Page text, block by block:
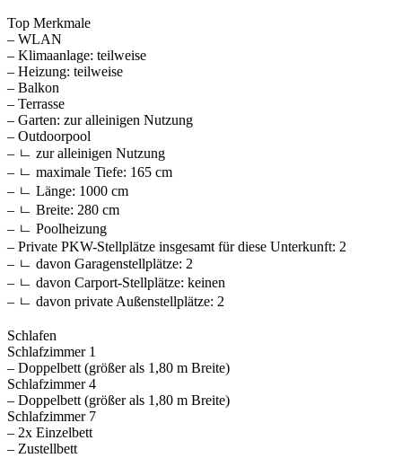
Top Merkmale
– WLAN
– Klimaanlage: teilweise
– Heizung: teilweise
– Balkon
– Terrasse
– Garten: zur alleinigen Nutzung
– Outdoorpool
– ㄴ zur alleinigen Nutzung
– ㄴ maximale Tiefe: 165 cm
– ㄴ Länge: 1000 cm
– ㄴ Breite: 280 cm
– ㄴ Poolheizung
– Private PKW-Stellplätze insgesamt für diese Unterkunft: 2
– ㄴ davon Garagenstellplätze: 2
– ㄴ davon Carport-Stellplätze: keinen
– ㄴ davon private Außen­stellplätze: 2
Schlafen
Schlafzimmer 1
– Doppelbett (größer als 1,80 m Breite)
Schlafzimmer 4
– Doppelbett (größer als 1,80 m Breite)
Schlafzimmer 7
– 2x Einzelbett
– Zustellbett